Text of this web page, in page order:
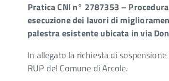
Pratica CNI n° 2787353 –
esecuzione dei lavori di
palestra esistente ubicata in via
In allegato la richiesta di
RUP del Comune di Arcole.